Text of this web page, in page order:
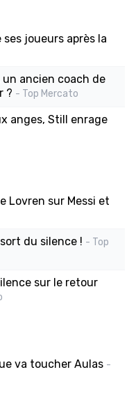
joueurs après la
un ancien coach de
? - Top Mercato
anges, Still enrage
Lovren sur Messi et
du silence ! - Top
sur le retour
va toucher Aulas -